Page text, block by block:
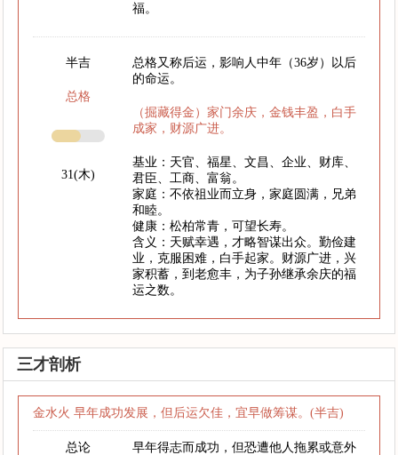
福。
半吉
总格
31(木)
总格又称后运，影响人中年（36岁）以后
的命运。
（掘藏得金）家门余庆，金钱丰盈，白手
成家，财源广进。
基业：天官、福星、文昌、企业、财库、
君臣、工商、富翁。
家庭：不依祖业而立身，家庭圆满，兄弟
和睦。
健康：松柏常青，可望长寿。
含义：天赋幸遇，才略智谋出众。勤俭建
业，克服困难，白手起家。财源广进，兴
家积蓄，到老愈丰，为子孙继承余庆的福
运之数。
三才剖析
金水火 早年成功发展，但后运欠佳，宜早做筹谋。(半吉)
总论
早年得志而成功，但恐遭他人拖累或意外